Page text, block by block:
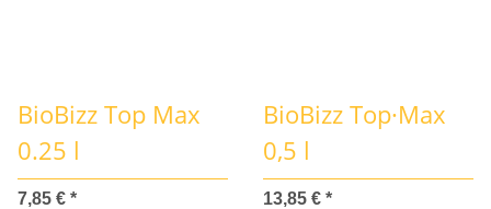
BioBizz Top Max
0.25 l
7,85 € *
BioBizz Top·Max
0,5 l
13,85 € *